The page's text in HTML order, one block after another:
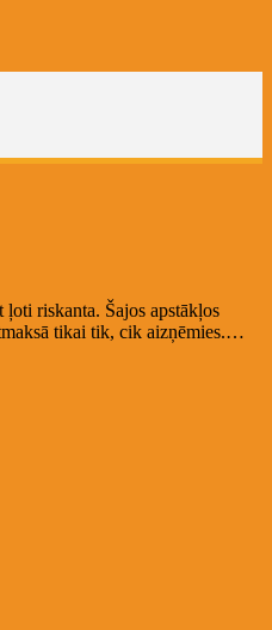
riskanta. Šajos apstākļos
tikai tik, cik aizņēmies.…